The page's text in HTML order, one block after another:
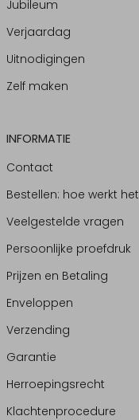
Jubileum
Verjaardag
Uitnodigingen
Zelf maken
INFORMATIE
Contact
Bestellen: hoe werkt het
Veelgestelde vragen
Persoonlijke proefdruk
Prijzen en Betaling
Enveloppen
Verzending
Garantie
Herroepingsrecht
Klachtenprocedure